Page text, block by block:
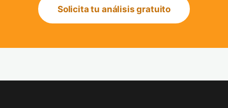
Solicita tu análisis gratuito